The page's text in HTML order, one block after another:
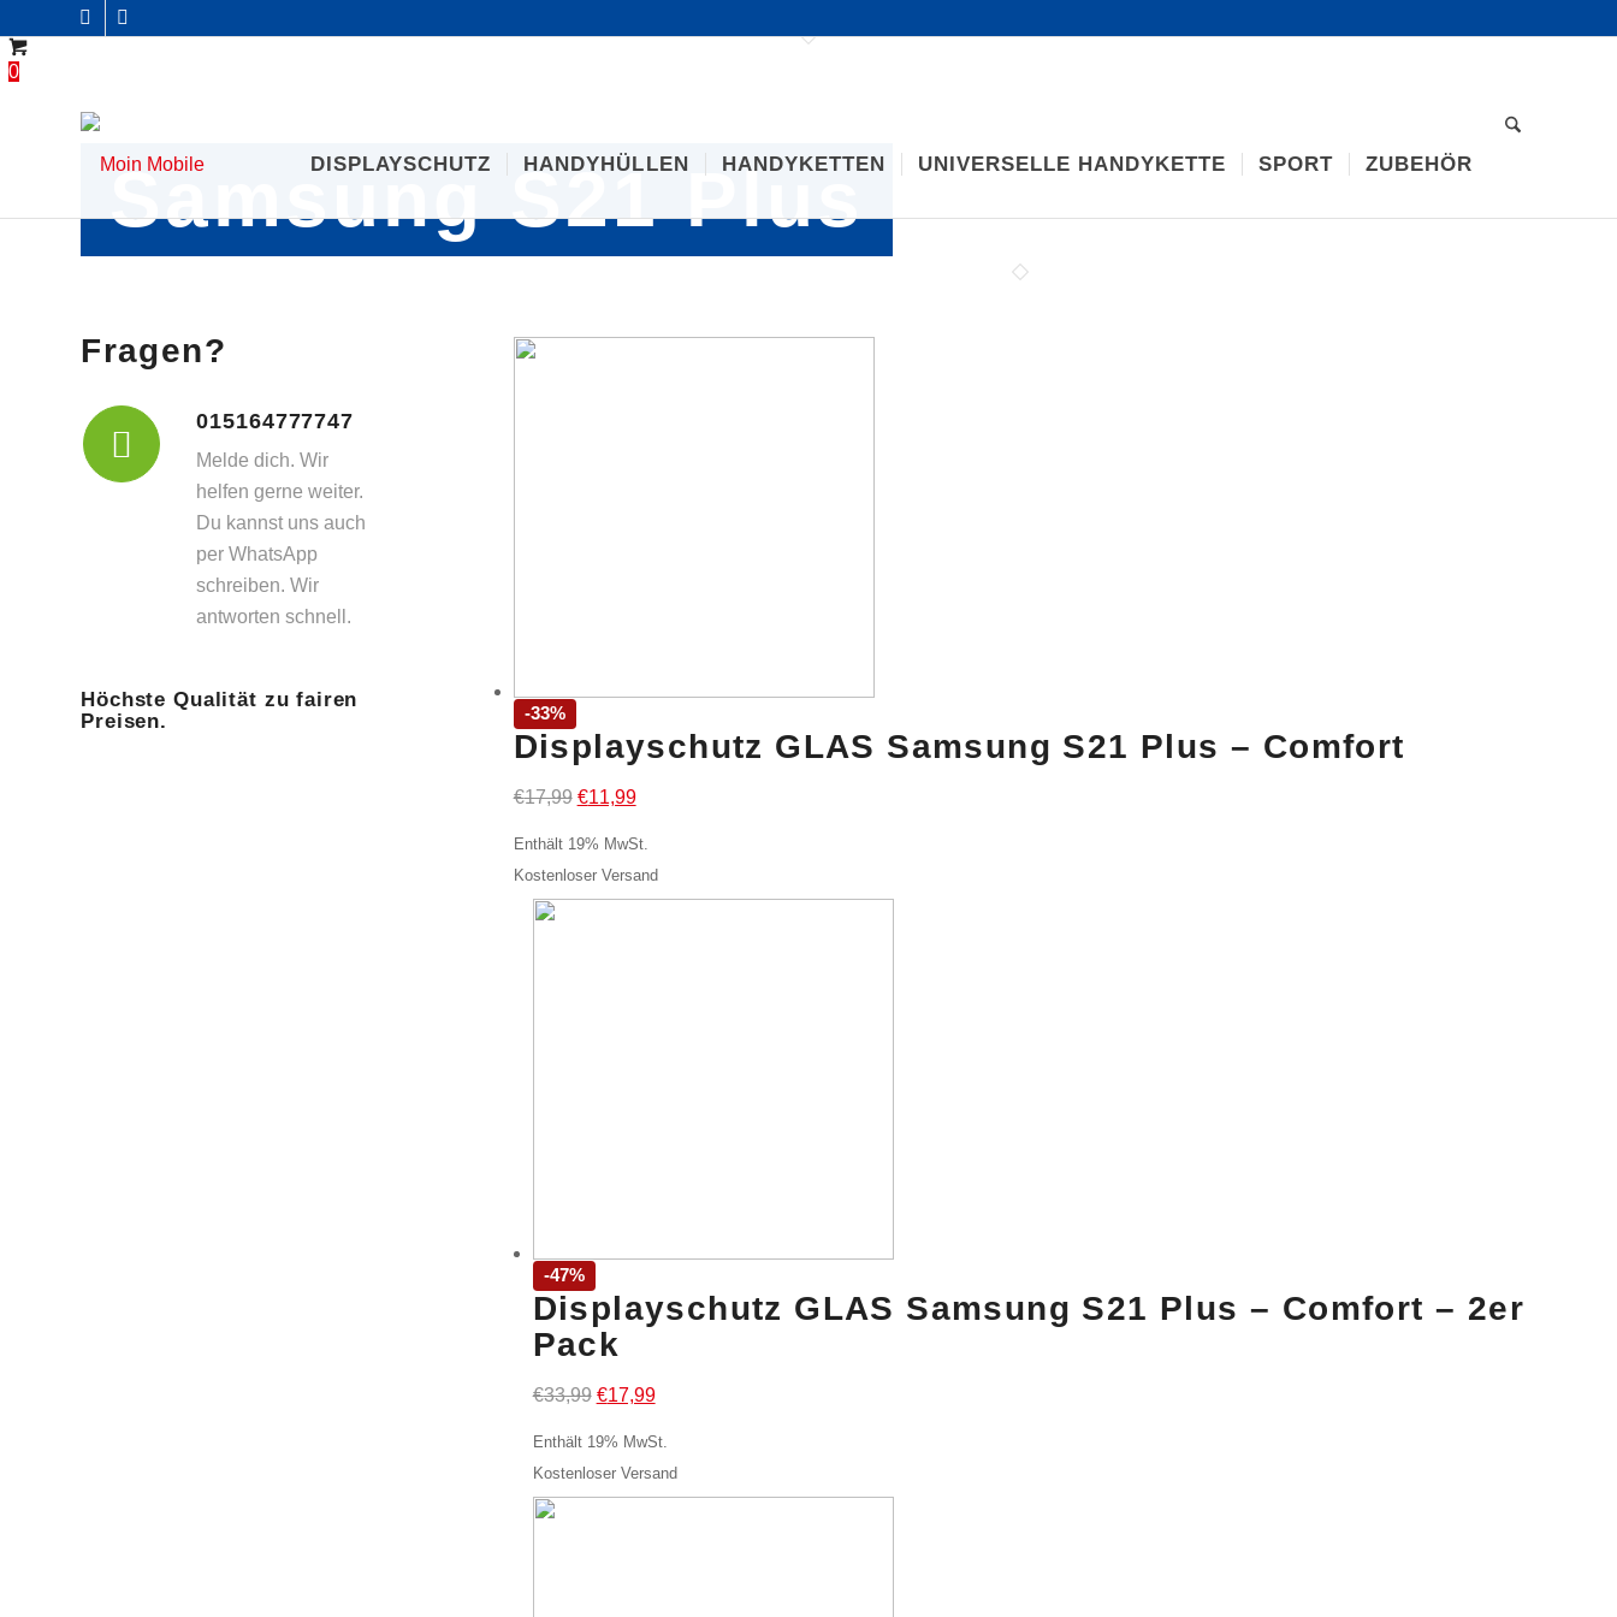
0
DISPLAYSCHUTZ HANDYHÜLLEN HANDYKETTEN UNIVERSELLE HANDYKETTE SPORT ZUBEHÖR
Samsung S21 Plus
-33%
Displayschutz GLAS Samsung S21 Plus – Comfort
€17,99 Ursprünglicher
€11,99Aktueller
Enthält 19% MwSt.
Kostenloser Versand
-47%
Displayschutz GLAS Samsung S21 Plus – Comfort – 2er
Pack
€33,99 Ursprünglicher
€17,99Aktueller
Enthält 19% MwSt.
Kostenloser Versand
Fragen?
015164777747
Melde dich. Wir
helfen gerne weiter.
Du kannst uns auch
per WhatsApp
schreiben. Wir
antworten schnell.
Höchste Qualität zu fairen
Preisen.